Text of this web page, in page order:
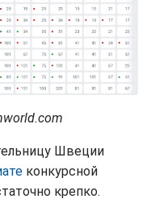
Швеции
конкурсной
крепко.